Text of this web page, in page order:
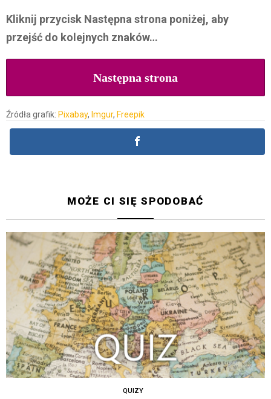
Kliknij przycisk Następna strona poniżej, aby
przejść do kolejnych znaków…
Następna strona
Źródła grafik: Pixabay, Imgur, Freepik
MOŻE CI SIĘ SPODOBAĆ
QUIZY